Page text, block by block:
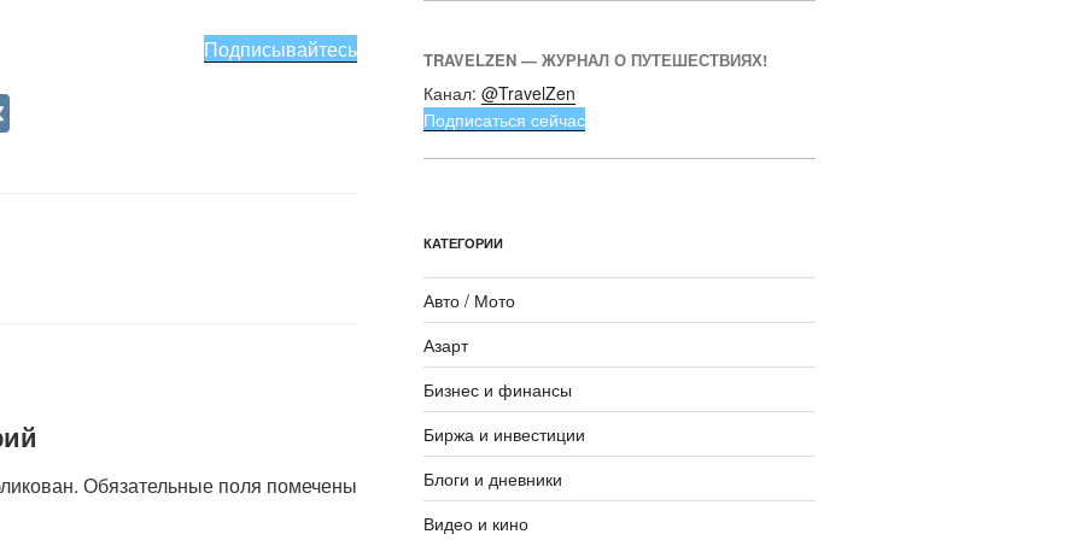
Подписывайтесь
Обязательные поля помечены
TRAVELZEN — ЖУРНАЛ О ПУТЕШЕСТВИЯХ!
Канал: @TravelZen
Подписаться сейчас
КАТЕГОРИИ
Авто / Мото
Азарт
Бизнес и финансы
Биржа и инвестиции
Блоги и дневники
Видео и кино